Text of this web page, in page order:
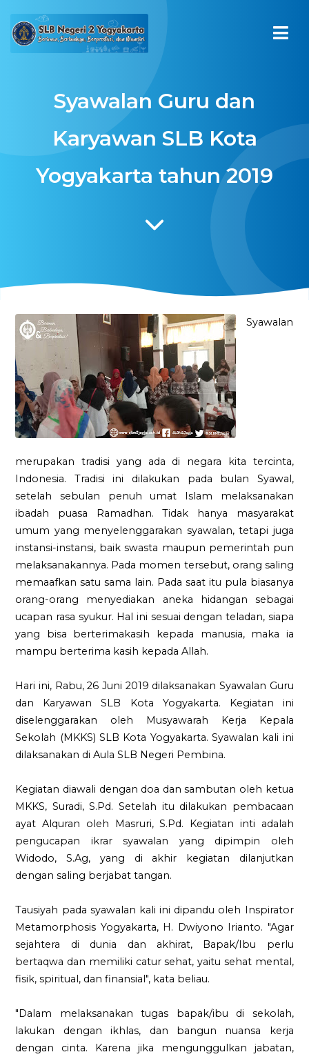
Syawalan Guru dan
Karyawan SLB Kota
Yogyakarta tahun 2019
Syawalan
merupakan tradisi yang ada di negara kita tercinta,
Indonesia. Tradisi ini dilakukan pada bulan Syawal,
setelah sebulan penuh umat Islam melaksanakan
ibadah puasa Ramadhan. Tidak hanya masyarakat
umum yang menyelenggarakan syawalan, tetapi juga
instansi-instansi, baik swasta maupun pemerintah pun
melaksanakannya. Pada momen tersebut, orang saling
memaafkan satu sama lain. Pada saat itu pula biasanya
orang-orang menyediakan aneka hidangan sebagai
ucapan rasa syukur. Hal ini sesuai dengan teladan, siapa
yang bisa berterimakasih kepada manusia, maka ia
mampu berterima kasih kepada Allah.
Hari ini, Rabu, 26 Juni 2019 dilaksanakan Syawalan Guru
dan Karyawan SLB Kota Yogyakarta. Kegiatan ini
diselenggarakan oleh Musyawarah Kerja Kepala
Sekolah (MKKS) SLB Kota Yogyakarta. Syawalan kali ini
dilaksanakan di Aula SLB Negeri Pembina.
Kegiatan diawali dengan doa dan sambutan oleh ketua
MKKS, Suradi, S.Pd. Setelah itu dilakukan pembacaan
ayat Alquran oleh Masruri, S.Pd. Kegiatan inti adalah
pengucapan ikrar syawalan yang dipimpin oleh
Widodo, S.Ag, yang di akhir kegiatan dilanjutkan
dengan saling berjabat tangan.
Tausiyah pada syawalan kali ini dipandu oleh Inspirator
Metamorphosis Yogyakarta, H. Dwiyono Irianto. "Agar
sejahtera di dunia dan akhirat, Bapak/Ibu perlu
bertaqwa dan memiliki catur sehat, yaitu sehat mental,
fisik, spiritual, dan finansial", kata beliau.
"Dalam melaksanakan tugas bapak/ibu di sekolah,
lakukan dengan ikhlas, dan bangun nuansa kerja
dengan cinta. Karena jika mengunggulkan jabatan,